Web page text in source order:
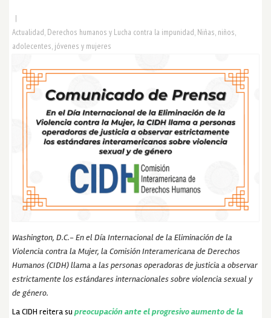
|
Actualidad, Derechos humanos y Lucha contra la impunidad, Niñas, niños,
adolecentes, jóvenes y mujeres
Washington, D.C.- En el Día Internacional de la Eliminación de la
Violencia contra la Mujer, la Comisión Interamericana de Derechos
Humanos (CIDH) llama a las personas operadoras de justicia a observar
estrictamente los estándares internacionales sobre violencia sexual y
de género.
La CIDH reitera supreocupación ante el progresivo aumento de la